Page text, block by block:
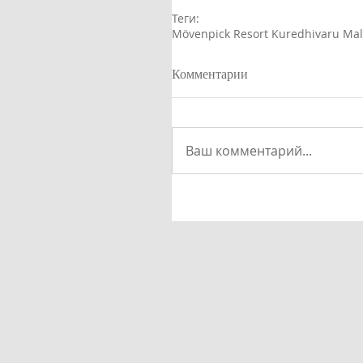
Теги:
Mövenpick Resort Kuredhivaru
Комментарии
Ваш комментарий...